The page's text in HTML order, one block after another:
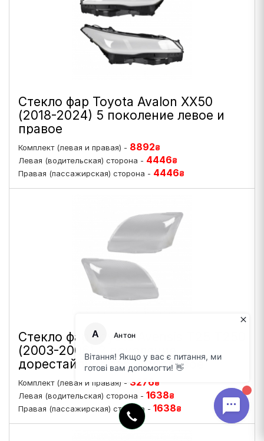
Стекло фар Toyota Avalon XX50
(2018-2024) 5 поколение левое и
правое
Комплект (левая и правая) - 8892₴
Левая (водительская) сторона - 4446₴
Правая (пассажирская) сторона - 4446₴
Стекло фар Toyota Avensis T25 T250
(2003-2006) 2 поколение
дорестайлинг левое и правое
Комплект (левая и правая) - 3276₴
Левая (водительская) сторона - 1638₴
Правая (пассажирская) сторона - 1638₴